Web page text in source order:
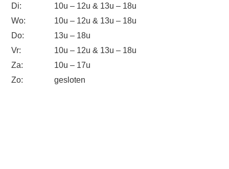
Di:
10u – 12u & 13u – 18u
Wo:
10u – 12u & 13u – 18u
Do:
13u – 18u
Vr:
10u – 12u & 13u – 18u
Za:
10u – 17u
Zo:
gesloten